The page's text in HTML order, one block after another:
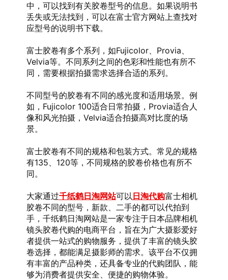
中，可以找到有关胶卷型号的信息。如果说明书
丢失或无法找到，可以在富士官方网站上查找对
应型号的说明书下载。
富士胶卷有多个系列，如Fujicolor、Provia、
Velvia等。不同系列之间的色彩和性能也有所不
同，需要根据拍摄需求选择合适的系列。
不同型号的胶卷有不同的感光度和适用场景。例
如，Fujicolor 100适合日常拍摄，Provia适合人
像和风光拍摄，Velvia适合拍摄高对比度的场
景。
富士胶卷有不同的规格和包装方式。常见的规格
有135、120等，不同规格的胶卷价格也有所不
同。
大家通过千纸鹤日淘网站可以 日淘代购富士相机
胶卷不同的型号，新款、二手的都可以代拍到
手，千纸鹤日淘网站是一家专注于日本品牌相机
镜头胶卷代购的电商平台，旨在为广大摄影爱好
者提供一站式的购物服务，提供了丰富的镜头胶
卷选择，都能满足摄影师的需求。该平台不仅拥
有丰富的产品种类，还具备专业的代购团队，能
够为消费者提供安全、便捷的购物体验。